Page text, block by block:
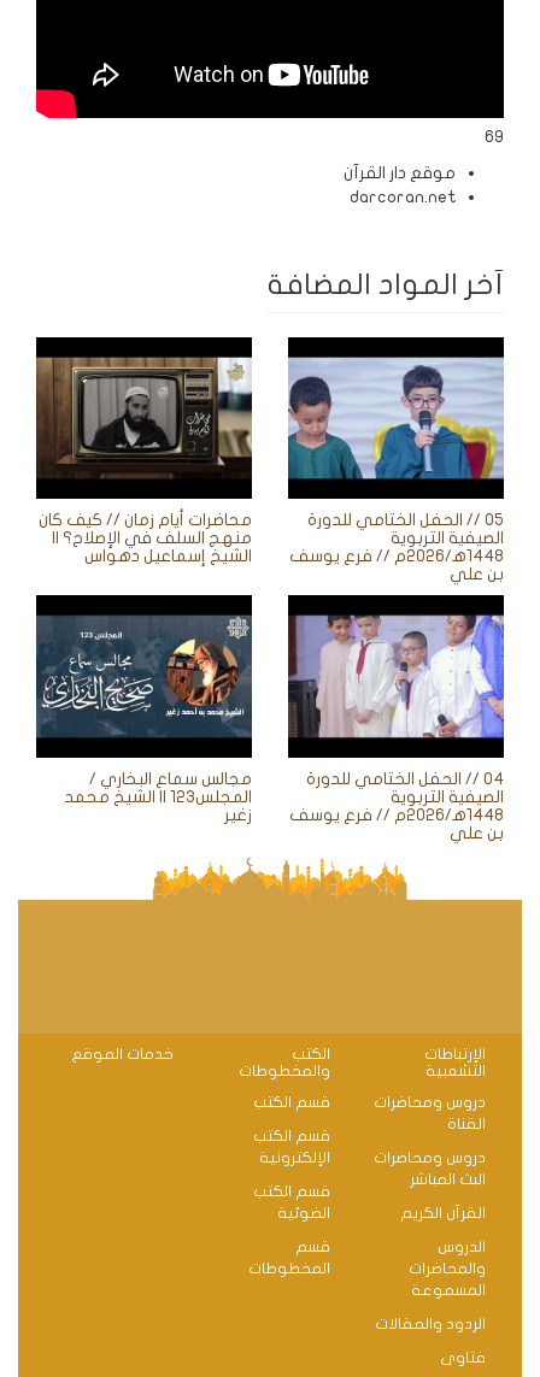
69
موقع دار القرآن
darcoran.net
آخر المواد المضافة
محاضرات أيام زمان // كيف كان
منهج السلف في الإصلاح؟ ||
الشيخ إسماعيل دهواس
05 // الحفل الختامي للدورة
الصيفية التربوية
1448ه‍/2026م // فرع يوسف
بن علي
مجالس سماع البخاري /
المجلس123 || الشيخ محمد
زغير
04 // الحفل الختامي للدورة
الصيفية التربوية
1448ه‍/2026م // فرع يوسف
بن علي
الإرتباطات
التشعبية
دروس ومحاضرات
القناة
دروس ومحاضرات
البث المباشر
القرآن الكريم
الدروس
والمحاضرات
المسموعة
الردود والمقالات
فتاوى
الكتب
والمخطوطات
قسم الكتب
قسم الكتب
الإلكترونية
قسم الكتب
الضوئية
قسم
المخطوطات
خدمات الموقع